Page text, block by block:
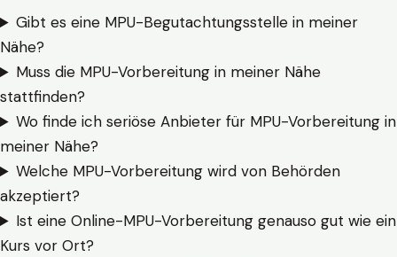
Gibt es eine MPU-Begutachtungsstelle in meiner
Nähe?
Muss die MPU-Vorbereitung in meiner Nähe
stattfinden?
Wo finde ich seriöse Anbieter für MPU-Vorbereitung in
meiner Nähe?
Welche MPU-Vorbereitung wird von Behörden
akzeptiert?
Ist eine Online-MPU-Vorbereitung genauso gut wie ein
Kurs vor Ort?